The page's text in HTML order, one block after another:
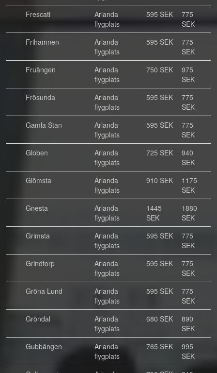
Frescati
Arlanda
flygplats
595 SEK
775
SEK
Frihamnen
Arlanda
flygplats
595 SEK
775
SEK
Fruängen
Arlanda
flygplats
750 SEK
975
SEK
Frösunda
Arlanda
flygplats
595 SEK
775
SEK
Gamla Stan
Arlanda
flygplats
595 SEK
775
SEK
Globen
Arlanda
flygplats
725 SEK
940
SEK
Glömsta
Arlanda
flygplats
910 SEK
1175
SEK
Gnesta
Arlanda
flygplats
1445
SEK
1880
SEK
Grimsta
Arlanda
flygplats
595 SEK
775
SEK
Grindtorp
Arlanda
flygplats
595 SEK
775
SEK
Gröna Lund
Arlanda
flygplats
595 SEK
775
SEK
Gröndal
Arlanda
flygplats
680 SEK
890
SEK
Gubbängen
Arlanda
flygplats
765 SEK
995
SEK